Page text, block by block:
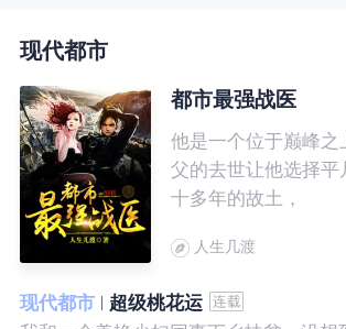
现代都市
都市最强战医
他是一个位于巅峰之
父的去世让他选择平
十多年的故土，
人生几渡
现代都市
超级桃花运